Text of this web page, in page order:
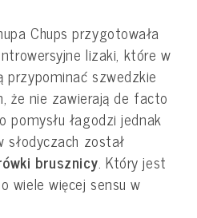
Chups przygotowała
lizaki, które w
przypominać szwedzkie
że nie zawierają de facto
pomysłu łagodzi jednak
został
brusznicy. Który jest
wiele więcej sensu w